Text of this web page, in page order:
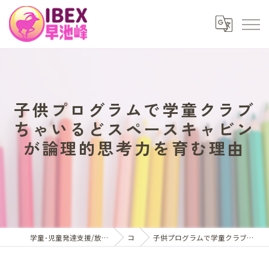
子供プログラムで学童クラブ
ちゃいるどスペースキャビン
が論理的思考力を育む理由
学童･児童発達支援/放課後等デイサービスはアイベックス早池峰 コラム 子供プログラムで学童クラブちゃいるどスペースキャビンが論理的思考力を育む理由